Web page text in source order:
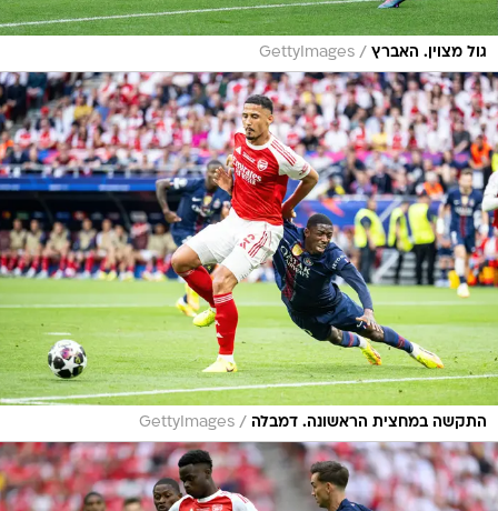
גול מצוין. האברץ /
GettyImages
התקשה במחצית הראשונה. דמבלה /
GettyImages